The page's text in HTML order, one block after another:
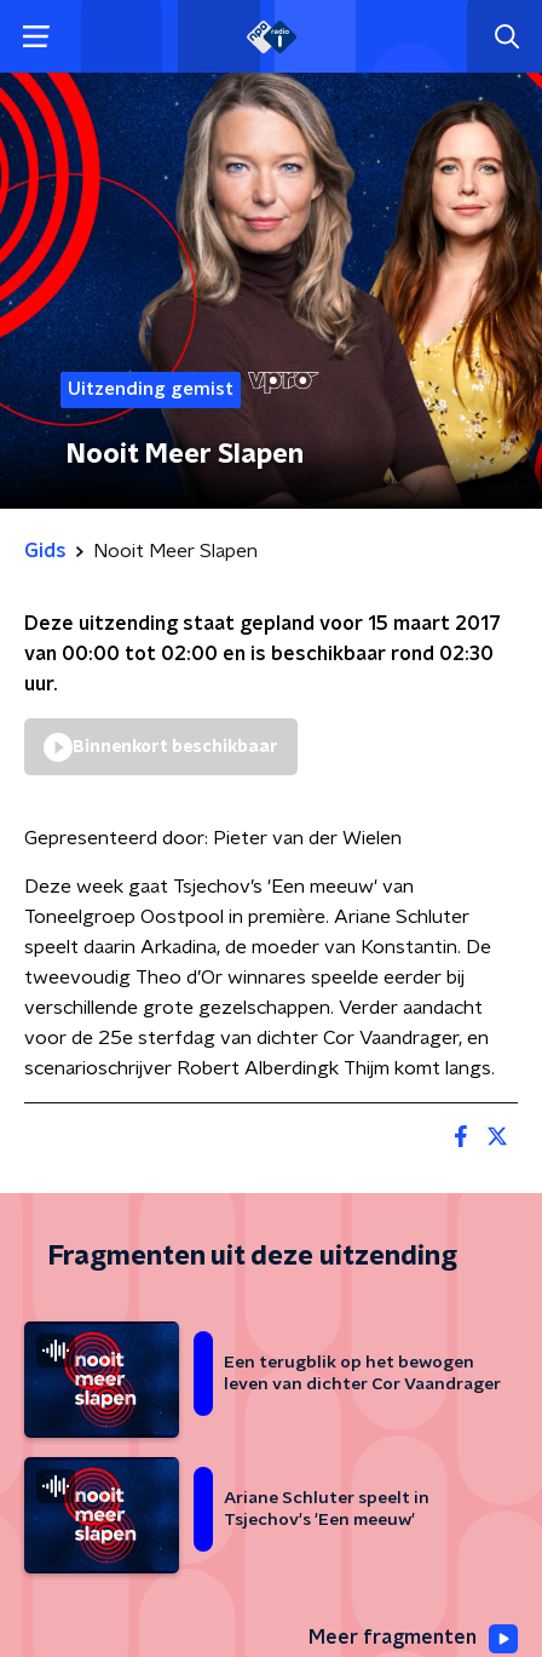
Uitzending gemist
Nooit Meer Slapen
Gids Nooit Meer Slapen
Deze uitzending staat gepland voor 15 maart 2017
van 00:00 tot 02:00 en is beschikbaar rond 02:30
uur.
Binnenkort beschikbaar
Gepresenteerd door: Pieter van der Wielen
Deze week gaat Tsjechov’s 'Een meeuw' van
Toneelgroep Oostpool in première. Ariane Schluter
speelt daarin Arkadina, de moeder van Konstantin. De
tweevoudig Theo d’Or winnares speelde eerder bij
verschillende grote gezelschappen. Verder aandacht
voor de 25e sterfdag van dichter Cor Vaandrager, en
scenarioschrijver Robert Alberdingk Thijm komt langs.
Fragmenten uit deze uitzending
Een terugblik op het bewogen
leven van dichter Cor Vaandrager
Ariane Schluter speelt in
Tsjechov's 'Een meeuw'
Meer fragmenten